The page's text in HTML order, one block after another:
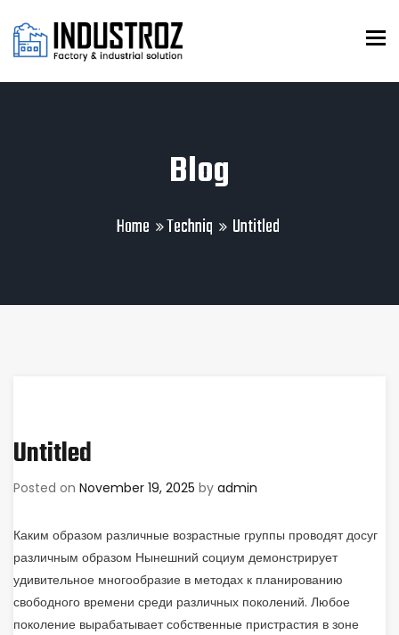
Blog
Home Techniq Untitled
Untitled
Posted on November 19, 2025 by admin
Каким образом различные возрастные группы проводят досуг
различным образом Нынешний социум демонстрирует
удивительное многообразие в методах к планированию
свободного времени среди различных поколений. Любое
поколение вырабатывает собственные пристрастия в зоне